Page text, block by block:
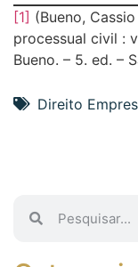
[1] (Bueno,
processual civil :
Bueno. – 5. ed. –
Direito